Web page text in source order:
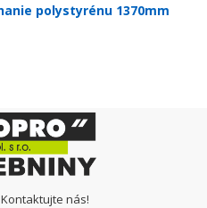
polystyrénu 1370mm
nás!